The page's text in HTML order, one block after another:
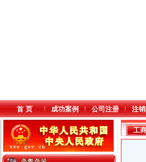
首 页 成功案例 公司注册 注
工